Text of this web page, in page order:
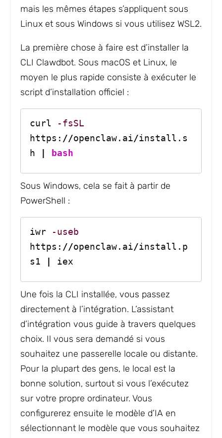
mais les mêmes étapes s’appliquent sous
Linux et sous Windows si vous utilisez WSL2.
La première chose à faire est d’installer la
CLI Clawdbot. Sous macOS et Linux, le
moyen le plus rapide consiste à exécuter le
script d’installation officiel :
curl
-fsSL
https: //openclaw.ai/install.s
h
bash
Sous Windows, cela se fait à partir de
PowerShell :
iwr
-useb
https: //openclaw.ai/install.p
s1
iex
Une fois la CLI installée, vous passez
directement à l’intégration. L’assistant
d’intégration vous guide à travers quelques
choix. Il vous sera demandé si vous
souhaitez une passerelle locale ou distante.
Pour la plupart des gens, le local est la
bonne solution, surtout si vous l’exécutez
sur votre propre ordinateur. Vous
configurerez ensuite le modèle d’IA en
sélectionnant le modèle que vous souhaitez